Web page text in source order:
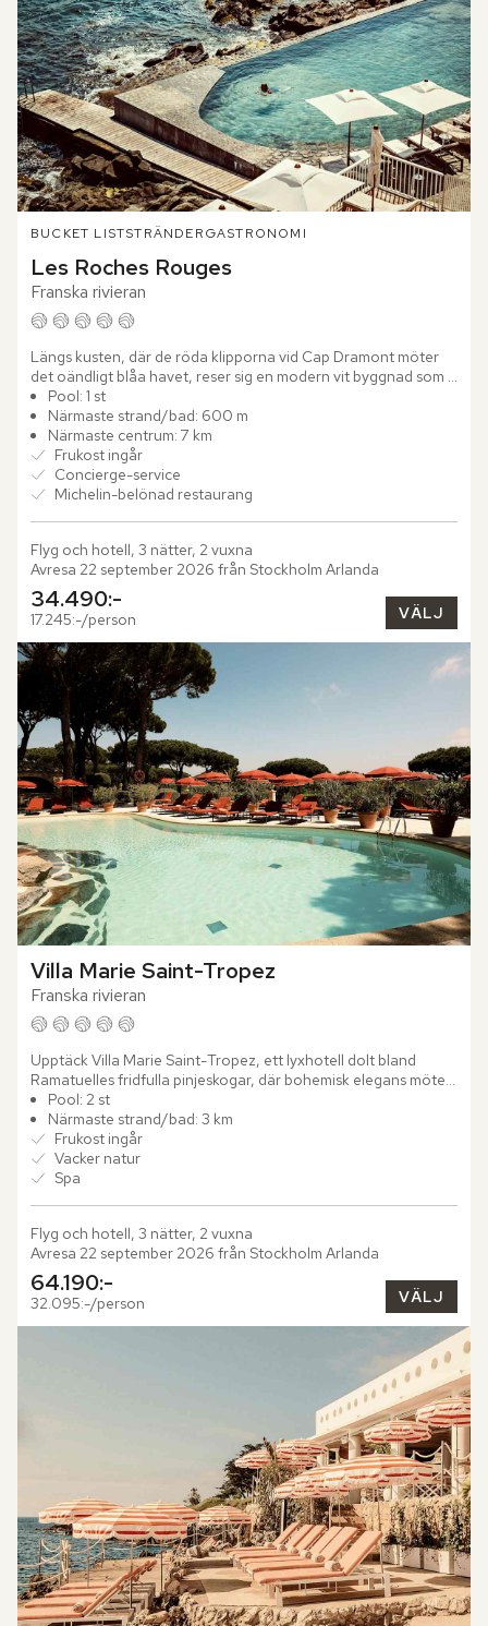
BUCKET LISTSTRÄNDERGASTRONOMI
Les Roches Rouges
Franska rivieran
Längs kusten, där de röda klipporna vid Cap Dramont möter
det oändligt blåa havet, reser sig en modern vit byggnad som
fångar alla blickar – Les Roches Rouges. Detta ikoniska...
Pool: 1 st
Närmaste strand/bad: 600 m
Närmaste centrum: 7 km
Frukost ingår
Concierge-service
Michelin-belönad restaurang
Flyg och hotell, 3 nätter, 2 vuxna
Avresa 22 september 2026 från Stockholm Arlanda
34.490:-
17.245:-/person VÄLJ
Villa Marie Saint-Tropez
Franska rivieran
Upptäck Villa Marie Saint-Tropez, ett lyxhotell dolt bland
Ramatuelles fridfulla pinjeskogar, där bohemisk elegans möter
italiensk finess och skapar en atmosfär fylld av romantik...
Pool: 2 st
Närmaste strand/bad: 3 km
Frukost ingår
Vacker natur
Spa
Flyg och hotell, 3 nätter, 2 vuxna
Avresa 22 september 2026 från Stockholm Arlanda
64.190:-
32.095:-/person VÄLJ